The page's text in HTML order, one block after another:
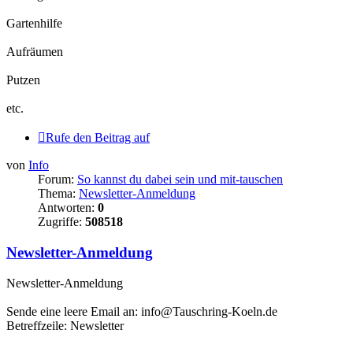
Gartenhilfe
Aufräumen
Putzen
etc.
Rufe den Beitrag auf
von Info
Forum: So kannst du dabei sein und mit-tauschen
Thema: Newsletter-Anmeldung
Antworten: 0
Zugriffe: 508518
Newsletter-Anmeldung
Newsletter-Anmeldung
Sende eine leere Email an: info@Tauschring-Koeln.de
Betreffzeile: Newsletter